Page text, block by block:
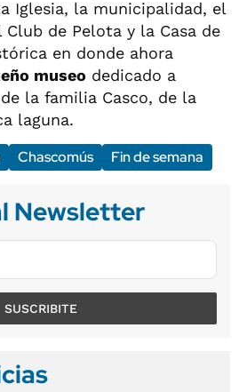
Iglesia, la municipalidad, el
de Pelota y la Casa de
en donde ahora
museo dedicado a
la familia Casco, de la
laguna.
Chascomús Fin de semana
Newsletter
SUSCRIBITE